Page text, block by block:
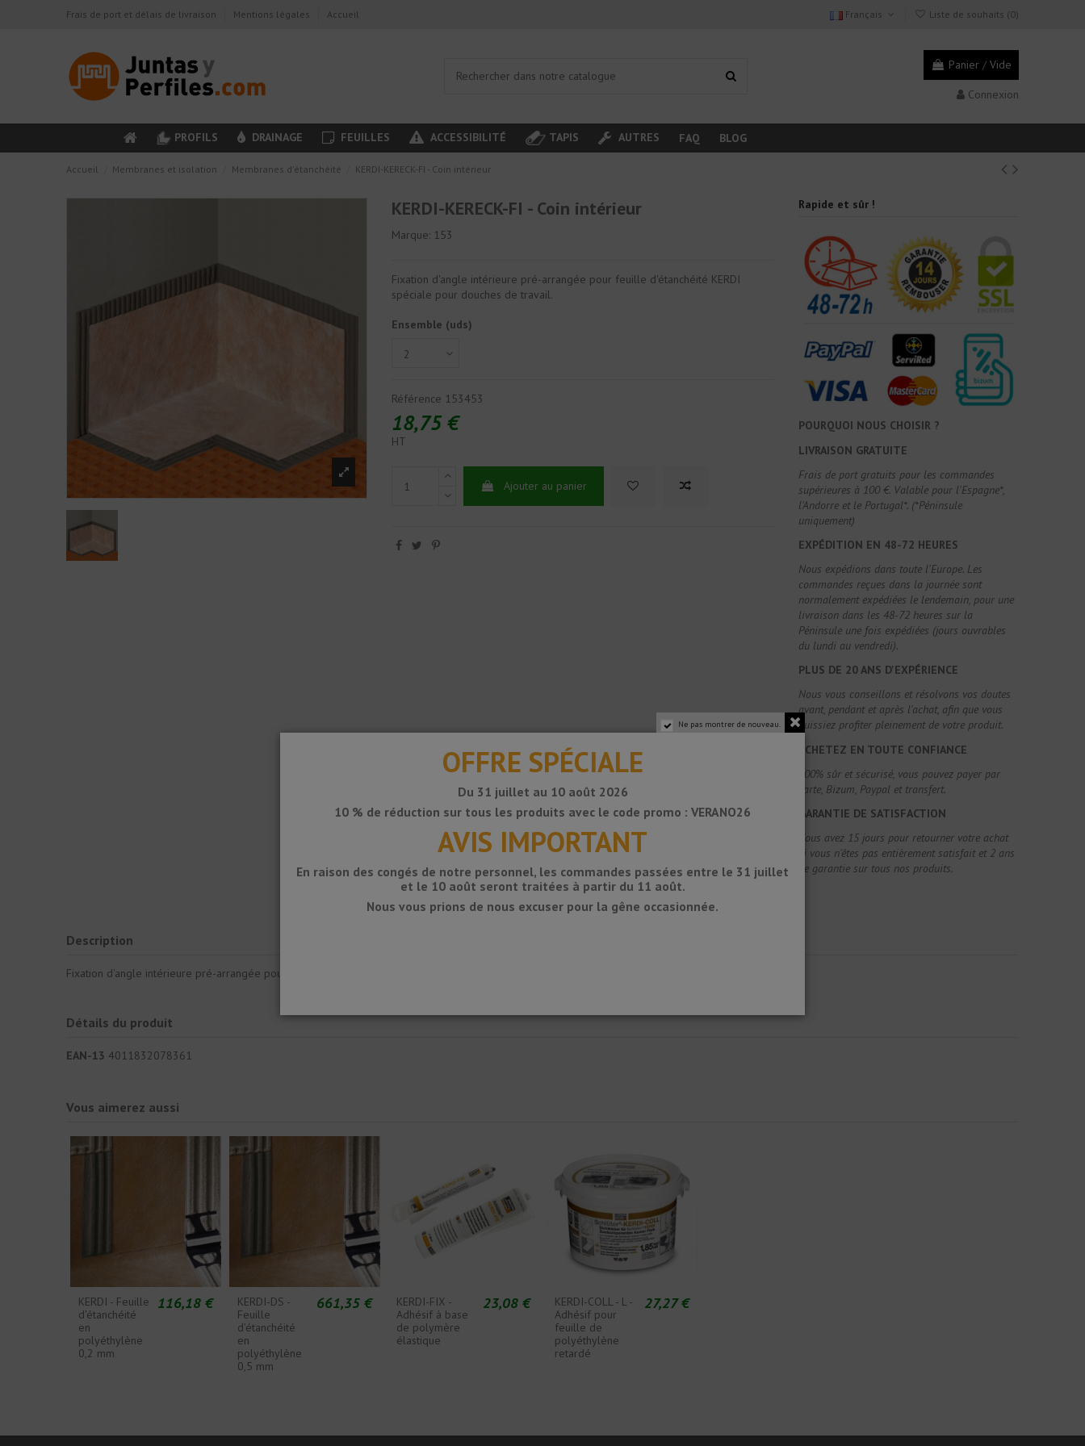
Frais de port et délais de livraison Mentions légales Accueil Français Liste de souhaits (0)
Panier / Vide
Connexion
PROFILS DRAINAGE FEUILLES ACCESSIBILITÉ TAPIS AUTRES FAQ BLOG
Accueil Membranes et isolation Membranes d'étanchéité KERDI-KERECK-FI - Coin intérieur
KERDI-KERECK-FI - Coin intérieur
Marque: 153
Fixation d'angle intérieure pré-arrangée pour feuille d'étanchéité KERDI
spéciale pour douches de travail.
Ensemble (uds)
Référence 153453
18,75 €
HT
Ajouter au panier
Rapide et sûr !
POURQUOI NOUS CHOISIR ?
LIVRAISON GRATUITE
Frais de port gratuits pour les commandes
supérieures à 100 €. Valable pour l'Espagne*,
l'Andorre et le Portugal*. (*Péninsule
uniquement)
EXPÉDITION EN 48-72 HEURES
Nous expédions dans toute l'Europe. Les
commandes reçues dans la journée sont
normalement expédiées le lendemain, pour une
livraison dans les 48-72 heures sur la
Péninsule une fois expédiées (jours ouvrables
du lundi au vendredi).
PLUS DE 20 ANS D'EXPÉRIENCE
Nous vous conseillons et résolvons vos doutes
avant, pendant et après l'achat, afin que vous
puissiez profiter pleinement de votre produit.
ACHETEZ EN TOUTE CONFIANCE
100% sûr et sécurisé, vous pouvez payer par
carte, Bizum, Paypal et transfert.
GARANTIE DE SATISFACTION
Vous avez 15 jours pour retourner votre achat
si vous n'êtes pas entièrement satisfait et 2 ans
de garantie sur tous nos produits.
Description
Fixation d'angle intérieure pré-arrangée pour feuille d'étanchéité KERDI spéciale pour douches de travail.
Détails du produit
EAN-13 4011832078361
Vous aimerez aussi
KERDI - Feuille
d'étanchéité
en
polyéthylène
0,2 mm
116,18 €
KERDI-DS -
Feuille
d'étanchéité
en
polyéthylène
0,5 mm
661,35 €
KERDI-FIX -
Adhésif à base
de polymère
élastique
23,08 €
KERDI-COLL - L -
Adhésif pour
feuille de
polyéthylène
retardé
27,27 €
Ne pas montrer de nouveau.
OFFRE SPÉCIALE
Du 31 juillet au 10 août 2026
10 % de réduction sur tous les produits avec le code promo : VERANO26
AVIS IMPORTANT
En raison des congés de notre personnel, les commandes passées entre le 31 juillet
et le 10 août seront traitées à partir du 11 août.
Nous vous prions de nous excuser pour la gêne occasionnée.